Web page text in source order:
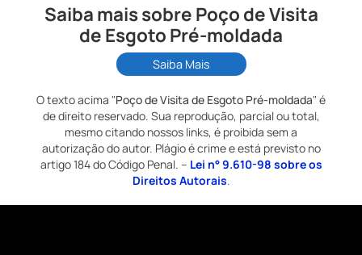
Saiba mais sobre Poço de Visita
de Esgoto Pré-moldada
Saiba Mais
O texto acima "Poço de Visita de Esgoto Pré-moldada" é
de direito reservado. Sua reprodução, parcial ou total,
mesmo citando nossos links, é proibida sem a
autorização do autor. Plágio é crime e está previsto no
artigo 184 do Código Penal. – Lei n° 9.610-98 sobre os
Direitos Autorais.